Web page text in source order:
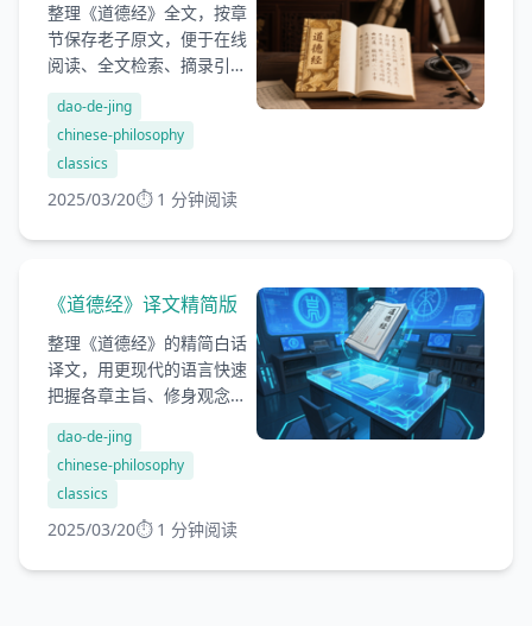
整理《道德经》全文，按章
节保存老子原文，便于在线
阅读、全文检索、摘录引
用，并与白话译文版本进行
对照。
dao-de-jing
chinese-philosophy
classics
2025/03/20⏱️ 1 分钟阅读
《道德经》译文精简版
整理《道德经》的精简白话
译文，用更现代的语言快速
把握各章主旨、修身观念和
处世思想，适合与原文逐章
对照阅读。
dao-de-jing
chinese-philosophy
classics
2025/03/20⏱️ 1 分钟阅读